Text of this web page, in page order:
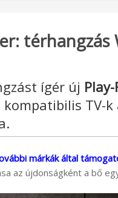
térhangzás
ígér új
kompatibilis TV-
márkák által
az újdonságként a bő